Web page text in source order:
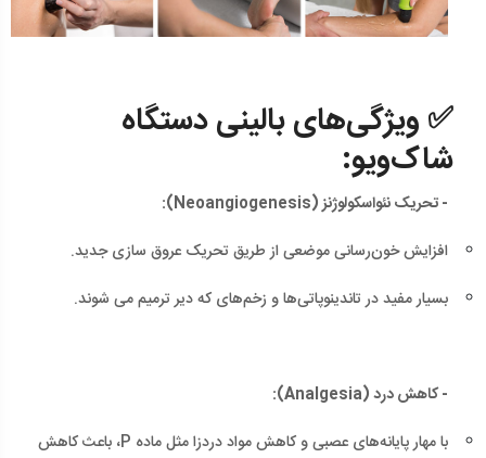
✅ویژگی‌های بالینی دستگاه
شاک‌ویو:
- تحریک نئواسکولوژنز (Neoangiogenesis):
افزایش خون‌رسانی موضعی از طریق تحریک عروق سازی جدید.
بسیار مفید در تاندینوپاتی‌ها و زخم‌های که دیر ترمیم می شوند.
- کاهش درد (Analgesia):
با مهار پایانه‌های عصبی و کاهش مواد دردزا مثل ماده P، باعث کاهش